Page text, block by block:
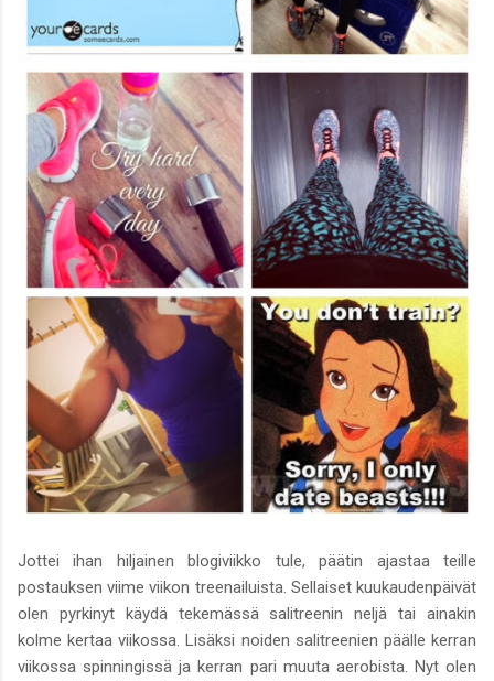
Jottei ihan hiljainen blogiviikko tule, päätin ajastaa teille
postauksen viime viikon treenailuista. Sellaiset kuukaudenpäivät
olen pyrkinyt käydä tekemässä salitreenin neljä tai ainakin
kolme kertaa viikossa. Lisäksi noiden salitreenien päälle kerran
viikossa spinningissä ja kerran pari muuta aerobista. Nyt olen